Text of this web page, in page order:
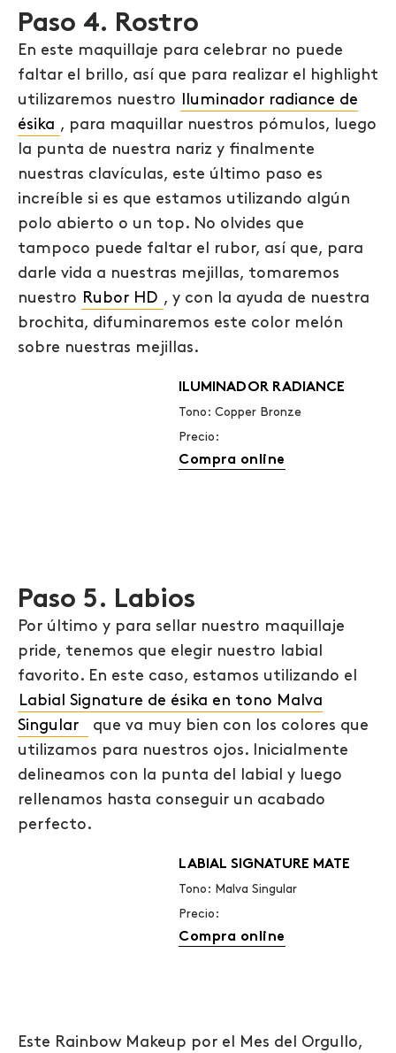
Paso 4. Rostro
En este maquillaje para celebrar no puede
faltar el brillo, así que para realizar el highlight
utilizaremos nuestro Iluminador radiance de
ésika , para maquillar nuestros pómulos, luego
la punta de nuestra nariz y finalmente
nuestras clavículas, este último paso es
increíble si es que estamos utilizando algún
polo abierto o un top. No olvides que
tampoco puede faltar el rubor, así que, para
darle vida a nuestras mejillas, tomaremos
nuestro Rubor HD , y con la ayuda de nuestra
brochita, difuminaremos este color melón
sobre nuestras mejillas.
ILUMINADOR RADIANCE
Tono: Copper Bronze
Precio:
Compra online
Paso 5. Labios
Por último y para sellar nuestro maquillaje
pride, tenemos que elegir nuestro labial
favorito. En este caso, estamos utilizando el
Labial Signature de ésika en tono Malva
Singular
que va muy bien con los colores que
utilizamos para nuestros ojos. Inicialmente
delineamos con la punta del labial y luego
rellenamos hasta conseguir un acabado
perfecto.
LABIAL SIGNATURE MATE
Tono: Malva Singular
Precio:
Compra online
Este Rainbow Makeup por el Mes del Orgullo,